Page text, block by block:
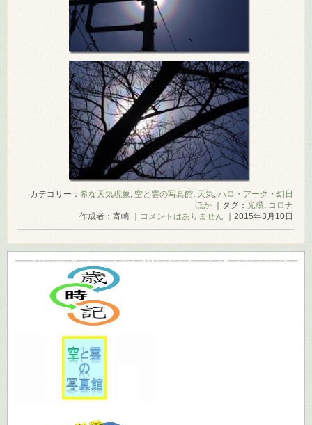
カテゴリー： 希な天気現象, 空と雲の写真館, 天気, ハロ・アーク・幻日
ほか｜タグ： 光環, コロナ
作成者：寄崎 ｜ コメントはありません ｜2015年3月10日